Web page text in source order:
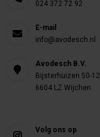
024 372 72 92
E-mail
info@avodesch.nl
Avodesch B.V.
Bijsterhuizen 50-12
6604 LZ Wijchen
Volg ons op